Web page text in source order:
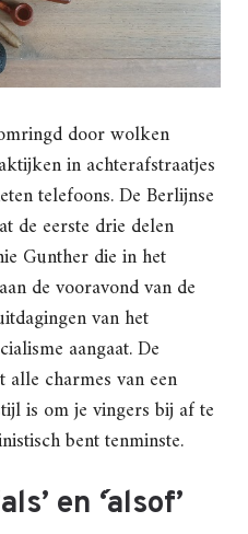
door wolken
in achterafstraatjes
telefoons. De Berlijnse
de eerste drie delen
Gunther die in het
de vooravond van de
van het
aangaat. De
charmes van een
is om je vingers bij af te
bent tenminste.
en ´‘alsof’